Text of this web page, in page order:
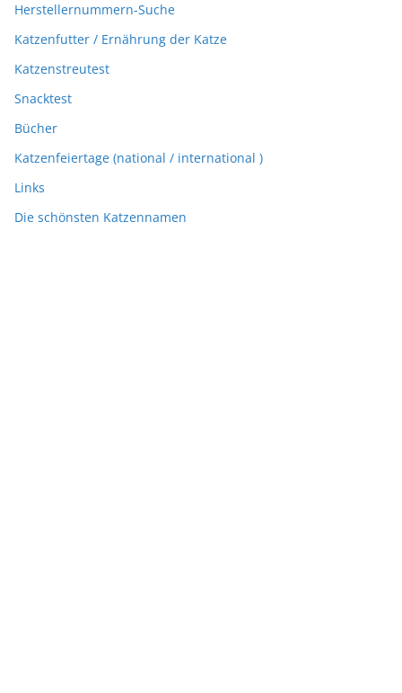
Herstellernummern-Suche
Katzenfutter / Ernährung der Katze
Katzenstreutest
Snacktest
Bücher
Katzenfeiertage (national / international )
Links
Die schönsten Katzennamen